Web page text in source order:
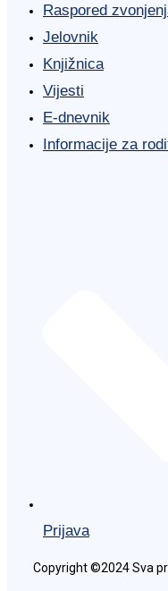
Raspored
Jelovnik
Knjižnica
Vijesti
E-dnevnik
Informacije za
Prijava
Copyright ©2024 Sva